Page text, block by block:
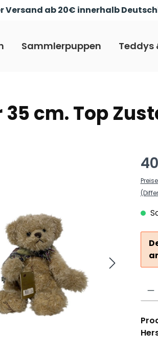
Versand ab 20€ innerhalb
Sammlerpuppen Teddys
cm. Top